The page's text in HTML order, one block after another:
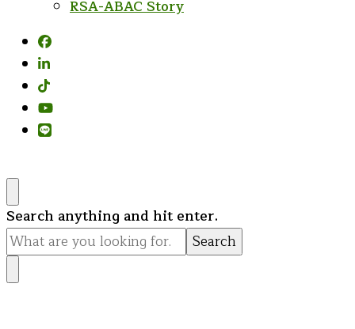
RSA-ABAC Story
Looking
for
Something?
Search anything and hit enter.